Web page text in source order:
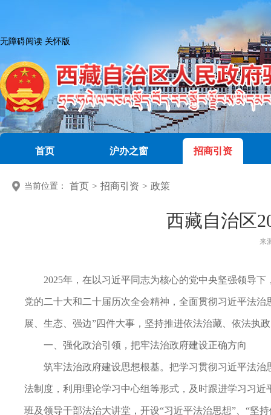
无障碍阅读 关怀版
首页 沪办之窗 招商引资
当前位置： 首页 > 招商引资 > 政策
西藏自治区
来
2025年，在以习近平同志为核心的党中央坚强领导
党的二十大和二十届历次全会精神，全面贯彻习近平法
展、生态、强边”四件大事，坚持推进依法治藏、依法执
一、强化政治引领，把牢法治政府建设正确方向
筑牢法治政府建设思想根基。把学习贯彻习近平法
法制度，利用理论学习中心组等形式，及时跟进学习习
班及领导干部法治大讲堂，开设“习近平法治思想”、“坚